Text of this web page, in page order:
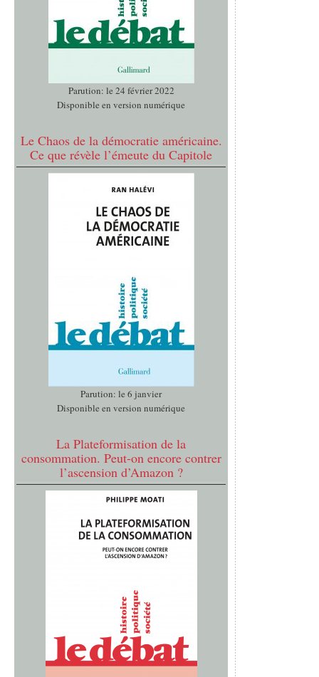
Parution: le 24 février 2022
Disponible en version numérique
Le Chaos de la démocratie américaine.
Ce que révèle l’émeute du Capitole
Parution: le 6 janvier
Disponible en version numérique
La Plateformisation de la
consommation. Peut-on encore contrer
l’ascension d’Amazon ?